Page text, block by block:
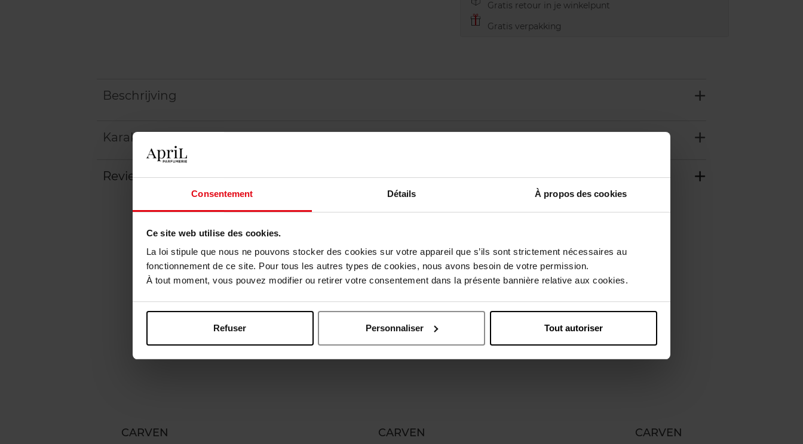
Consentement Détails À propos des cookies
Ce site web utilise des cookies.
La loi stipule que nous ne pouvons stocker des cookies sur votre appareil que s’ils sont strictement nécessaires au
fonctionnement de ce site. Pour tous les autres types de cookies, nous avons besoin de votre permission.
À tout moment, vous pouvez modifier ou retirer votre consentement dans la présente bannière relative aux cookies.
Refuser Personnaliser Tout autoriser
Gratis retour in je winkelpunt
Gratis verpakking
Beschrijving
Karakteristieken
Review
Nog iets vergeten ?
CARVEN CARVEN CARVEN